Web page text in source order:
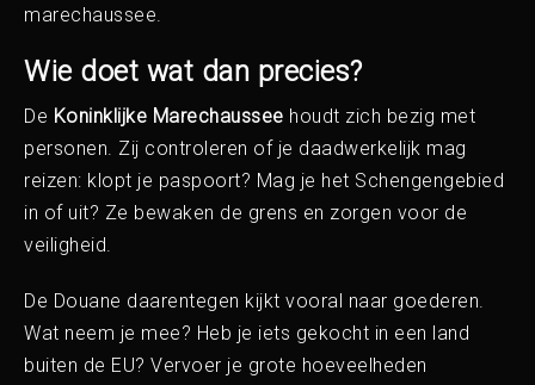
marechaussee.
Wie doet wat dan precies?
De Koninklijke Marechaussee houdt zich bezig met
personen. Zij controleren of je daadwerkelijk mag
reizen: klopt je paspoort? Mag je het Schengengebied
in of uit? Ze bewaken de grens en zorgen voor de
veiligheid.
De Douane daarentegen kijkt vooral naar goederen.
Wat neem je mee? Heb je iets gekocht in een land
buiten de EU? Vervoer je grote hoeveelheden